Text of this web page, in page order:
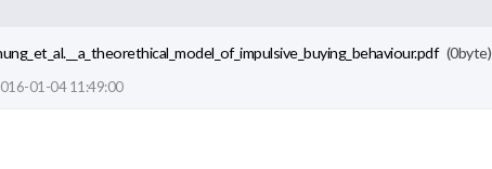
(0byte)
01-04 11:49:00